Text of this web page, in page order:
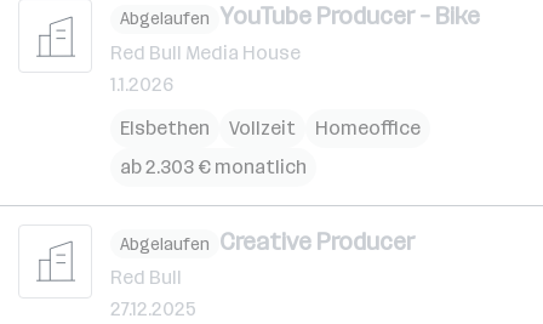
Abgelaufen YouTube Producer – Bike
Red Bull Media House
1.1.2026
Elsbethen
Vollzeit
Homeoffice
ab 2.303 € monatlich
Abgelaufen Creative Producer
Red Bull
27.12.2025